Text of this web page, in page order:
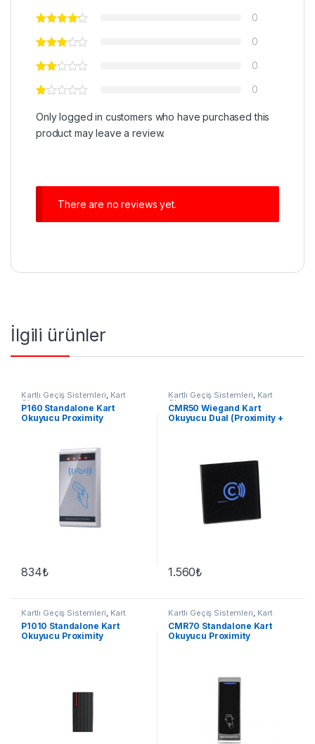
0
0
0
0
Only logged in customers who have purchased this
product may leave a review.
There are no reviews yet.
İlgili ürünler
Kartlı Geçiş Sistemleri, Kart
Okuyucu
P160 Standalone Kart
Okuyucu Proximity
834₺
Kartlı Geçiş Sistemleri, Kart
Okuyucu
CMR50 Wiegand Kart
Okuyucu Dual (Proximity +
1.560₺
Kartlı Geçiş Sistemleri, Kart
Okuyucu
P1010 Standalone Kart
Okuyucu Proximity
Kartlı Geçiş Sistemleri, Kart
Okuyucu
CMR70 Standalone Kart
Okuyucu Proximity